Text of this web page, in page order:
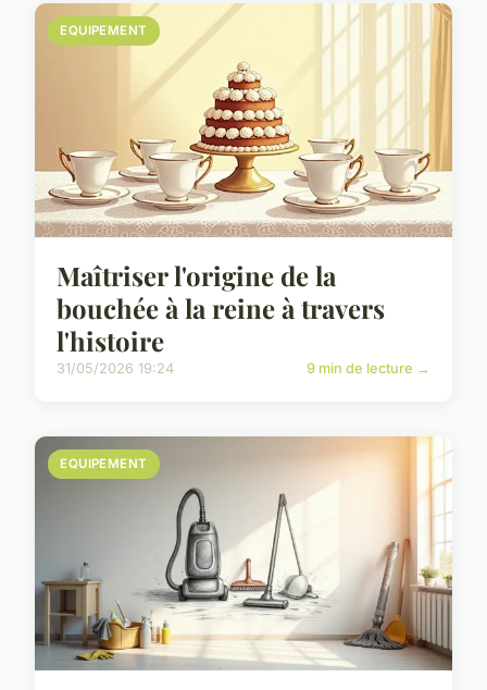
EQUIPEMENT
Maîtriser l'origine de la
bouchée à la reine à travers
l'histoire
31/05/2026 19:24 9 min de lecture →
EQUIPEMENT